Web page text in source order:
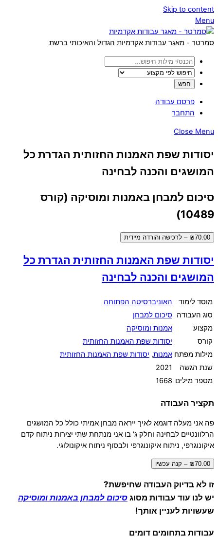
Skip to content
Menu
סמרטר - מאגר עבודות אקדמיות הגדול והאיכותי ברשת
פרסם עבודה
התחבר
Close Menu
יסודות שפת האמנות החזותית הגדרת כל
המושגים והכנה לבחינה
סיכום למבחן באמנות ומוסיקה (קורס
10489)
₪70.00 – לרכישה והורדה מיידית
יסודות שפת האמנות החזותית הגדרת כל
המושגים והכנה לבחינה
מוסד לימוד
האוניברסיטה הפתוחה
סוג העבודה
סיכום למבחן
מקצוע
אמנות ומוסיקה
קורס
יסודות שפת האמנות החזותית
מילות מפתח אמנות, יסודות שפת האמנות החזותית
שנת הגשה
2021
מספר מילים 1668
תקציר העבודה
פה אני מעלה דוגמא לאיך ייראה מבחן אמיתי כולל כל המושגים
הרלוונטיים לבחינה וחלק ג' בו אני מנתחת שתי יצירות ניתוח קדם
איקונוגרפי, ניתוח איקונוגרפי ולבסוף ניתוח איקונולוגי.
₪70.00 – קנה עכשיו
זו לא בדיוק העבודה שחיפשת?
יש לנו עוד עבודות מסוגסיכום למבחן באמנות ומוסיקה
שעשויות לעניין אותך!
עבודות בתחומים דומים